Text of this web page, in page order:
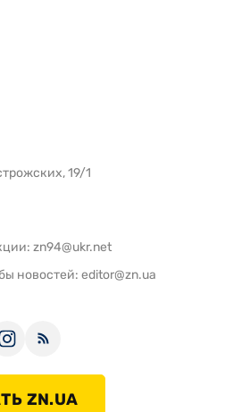
19/1
zn94@ukr.net
новостей: editor@zn.ua
ZN.UA